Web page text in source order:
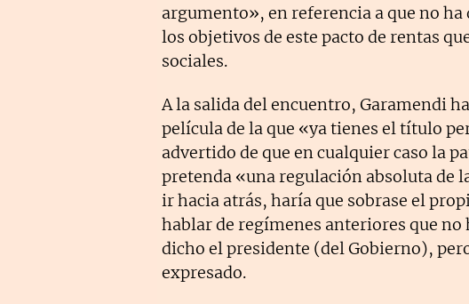
argumento», en referencia a que no
los objetivos de este pacto de rentas
sociales.
A la salida del encuentro, Garamendi
película de la que «ya tienes el título
advertido de que en cualquier caso la
pretenda «una regulación absoluta de
ir hacia atrás, haría que sobrase el
hablar de regímenes anteriores que no
dicho el presidente (del Gobierno),
expresado.